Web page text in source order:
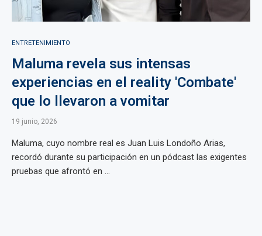
ENTRETENIMIENTO
Maluma revela sus intensas
experiencias en el reality 'Combate'
que lo llevaron a vomitar
19 junio, 2026
Maluma, cuyo nombre real es Juan Luis Londoño Arias,
recordó durante su participación en un pódcast las exigentes
pruebas que afrontó en ...